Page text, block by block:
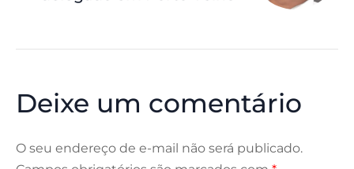
Deixe um comentário
O seu endereço de e-mail não será publicado.